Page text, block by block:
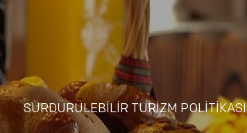
SÜRDÜRÜLEBİLİR TURİZM POLİTİKASI